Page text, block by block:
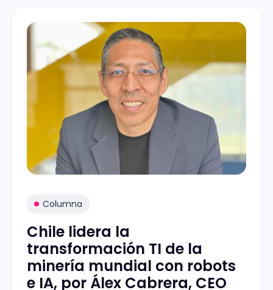
Columna
Chile lidera la
transformación TI de la
minería mundial con robots
e IA, por Álex Cabrera, CEO